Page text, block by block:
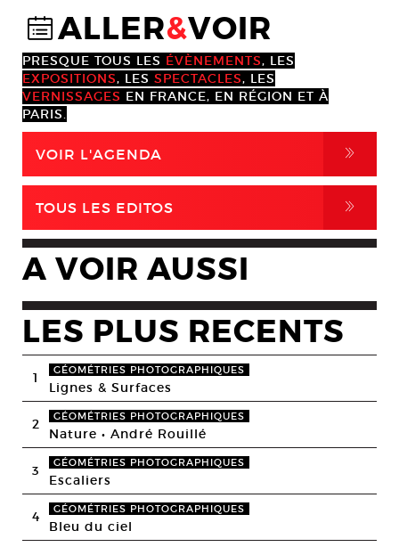
@ALLER&VOIR
PRESQUE TOUS LES ÉVÈNEMENTS, LES
EXPOSITIONS, LES SPECTACLES, LES
VERNISSAGES EN FRANCE, EN RÉGION ET À
PARIS.
VOIR L'AGENDA ,
TOUS LES EDITOS ,
A VOIR AUSSI
LES PLUS RECENTS
1 GÉOMÉTRIES PHOTOGRAPHIQUES
Lignes & Surfaces
2 GÉOMÉTRIES PHOTOGRAPHIQUES
Nature • André Rouillé
3 GÉOMÉTRIES PHOTOGRAPHIQUES
Escaliers
4 GÉOMÉTRIES PHOTOGRAPHIQUES
Bleu du ciel